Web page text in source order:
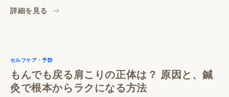
詳細を見る
セルフケア・予防
もんでも戻る肩こりの正体は？ 原因と、鍼
灸で根本からラクになる方法